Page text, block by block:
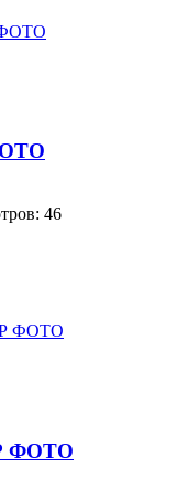
46
ФОТО
ФОТО